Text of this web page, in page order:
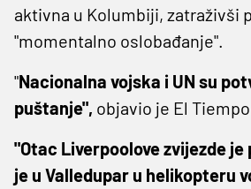
aktivna u Kolumbiji, zatraživši
"momentalno oslobađanje".
"Nacionalna vojska i UN su
puštanje", objavio je El
"Otac Liverpoolove zvijezde
je u Valledupar u helikopteru